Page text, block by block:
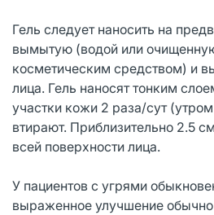
Гель следует наносить на
вымытую (водой или
косметическим средством) и
лица. Гель наносят тонким
участки кожи 2 раза/сут
втирают. Приблизительно 2.5
всей поверхности лица.
У пациентов с угрями
выраженное улучшение